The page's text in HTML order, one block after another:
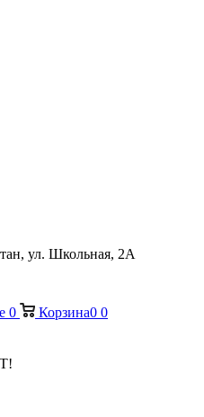
ул. Школьная, 2А
0 Корзина0 0